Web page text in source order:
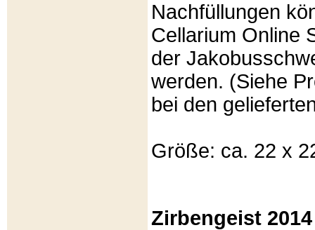
Nachfüllungen
Cellarium Online
der
werden. (Siehe
bei den
Größe: ca. 22 x
Zirbengeist 2014